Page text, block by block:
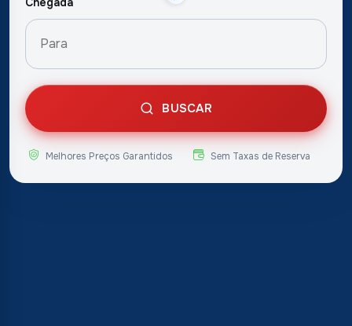
BUSCAR
Melhores Preços Garantidos Sem Taxas de Reserva